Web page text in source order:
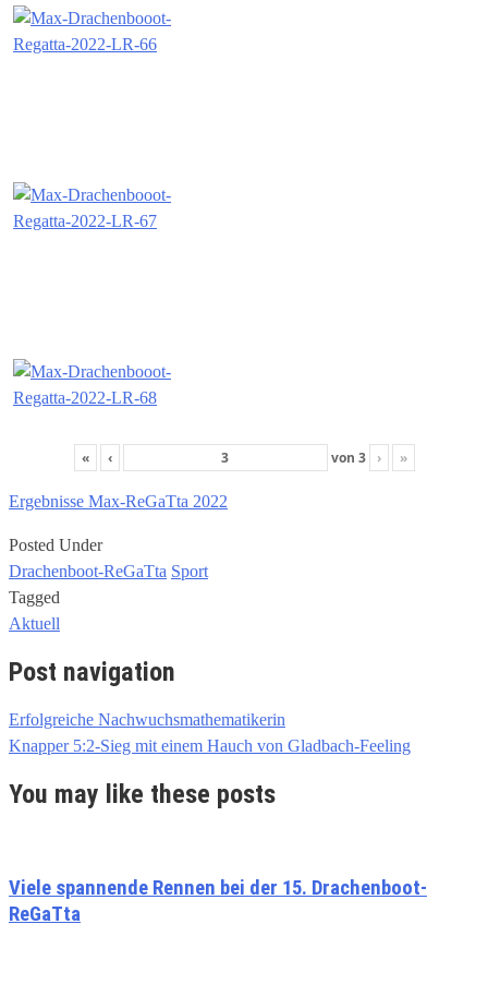
« ‹ von 3 › »
Ergebnisse Max-ReGaTta 2022
Posted Under
Drachenboot-ReGaTta Sport
Tagged
Aktuell
Post navigation
Erfolgreiche Nachwuchsmathematikerin
Knapper 5:2-Sieg mit einem Hauch von Gladbach-Feeling
You may like these posts
Viele spannende Rennen bei der 15. Drachenboot-
ReGaTta